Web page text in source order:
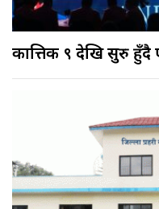
कात्तिक ९ देखि सुरु